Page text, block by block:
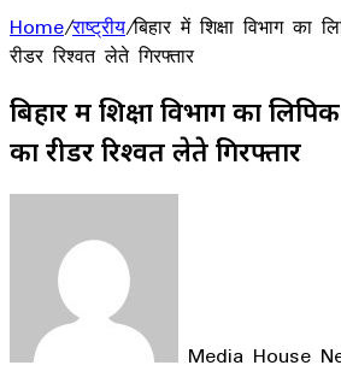
Home/राष्ट्रीय/बिहार में शिक्षा विभाग
रीडर रिश्वत लेते गिरफ्तार
बिहार में शिक्षा विभाग का
का रीडर रिश्वत लेते गिरफ्तार
Media House